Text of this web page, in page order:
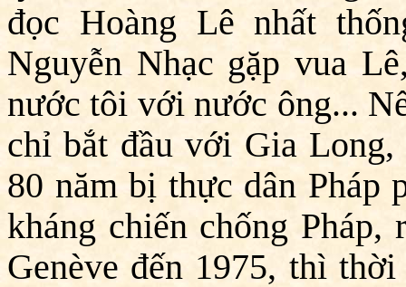
đọc Hoàng Lê nhất
Nguyễn Nhạc gặp vua
nước tôi với nước ông...
chỉ bắt đầu với Gia
80 năm bị thực dân Pháp
kháng chiến chống
Genève đến 1975, thì